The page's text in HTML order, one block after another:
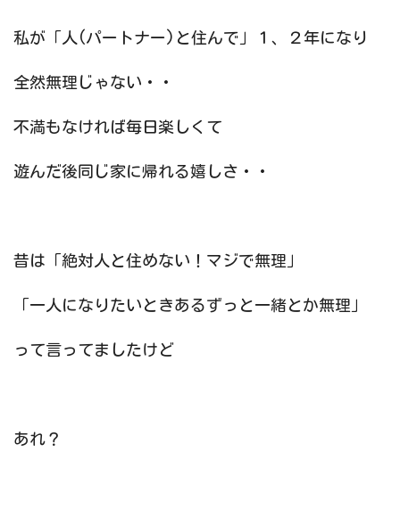
私が「人(パートナー)と住んで」１、２年になり
全然無理じゃない・・
不満もなければ毎日楽しくて
遊んだ後同じ家に帰れる嬉しさ・・
昔は「絶対人と住めない！マジで無理」
「一人になりたいときあるずっと一緒とか無理」
って言ってましたけど
あれ？